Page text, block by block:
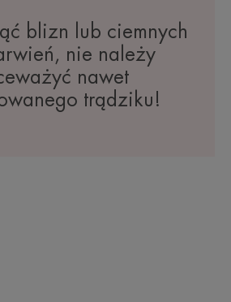
blizn lub ciemnych
nie należy
nawet
trądziku!